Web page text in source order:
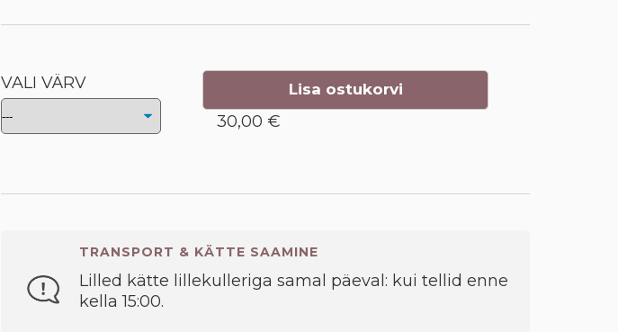
VALI VÄRV Lisa ostukorvi
30,00 €
TRANSPORT & KÄTTE SAAMINE
Lilled kätte lillekulleriga samal päeval: kui tellid enne
kella 15:00.